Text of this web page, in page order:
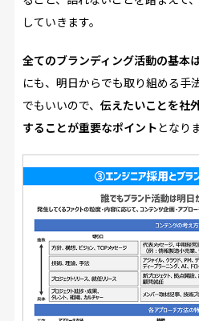
していきます。
全てのブランディング活動の基本
にも、明日からでも取り組める手
でもいいので、 伝えたいことを社
することが重要なポイントとなり